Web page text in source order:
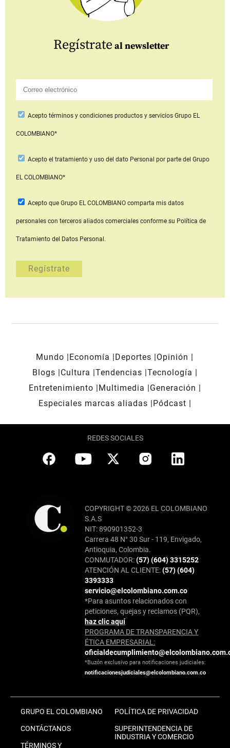
Regístrate al newsletter
Aceptotérminos y condiciones productos y serviciosGrupo EL
COLOMBIANO*
Acepto el tratamiento y uso del dato Personal por parte del Grupo
EL COLOMBIANO*
Acepto que Grupo EL COLOMBIANOcomparta mis datos
personales con terceros aliados comerciales conforme su Política de
Tratamiento del Datos Personal.
Mundo Economía Deportes
Opinión
Blogs
Cultura Tendencias Tecnología
Entretenimiento
Multimedia
Generación
Especiales marcas aliadas
Pódcast
REDES SOCIALES
COPYRIGHT © 2026 EL COLOMBIANO
S.A.S
NIT: 890901352-3
Carrera 48 N° 30 Sur - 119, Envigado,
Antioquia, Colombia.
CONMUTADOR:(57) (604) 3315252
ATENCIÓN AL CLIENTE:(57) (604)
3393333
servicio@elcolombiano.com.co
*Para asuntos relacionados con
peticiones, quejas y reclamos (PQR),
haz clic aquí
PROGRAMA DE TRANSPARENCIA Y
ÉTICA EMPRESARIAL:
*Buzón exclusivo para notificaciones judiciales:
notificacionesjudiciales@elcolombiano.com.co
GRUPO EL COLOMBIANO
CONTÁCTANOS
TÉRMINOS Y
POLÍTICA DE PRIVACIDAD
SUPERINTENDENCIA DE
INDUSTRIA Y COMERCIO